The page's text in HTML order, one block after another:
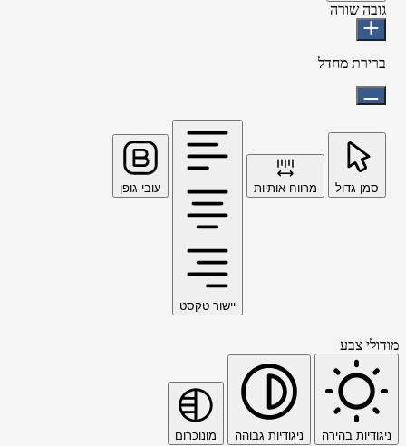
גובה שורה
ברירת מחדל
סמן גדול מרווח אותיות
יישור טקסט
עובי גופן
מודולי צבע
ניגודיות בהירה ניגודיות גבוהה מונוכרום